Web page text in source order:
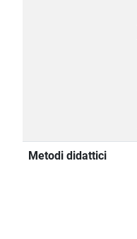
Metodi didattici